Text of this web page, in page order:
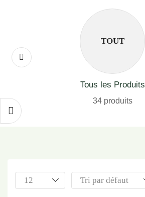
TOUT
Tous les Produits
34 produits